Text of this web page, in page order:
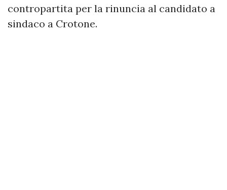
contropartita per la rinuncia al candidato a
sindaco a Crotone.